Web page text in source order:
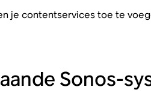
je contentservices toe te
Sonos-